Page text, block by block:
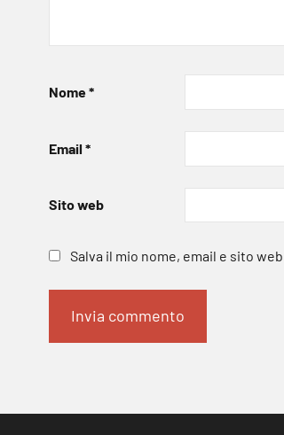
Nome*
Email *
Sito web
Salva il mio nome, email e sito